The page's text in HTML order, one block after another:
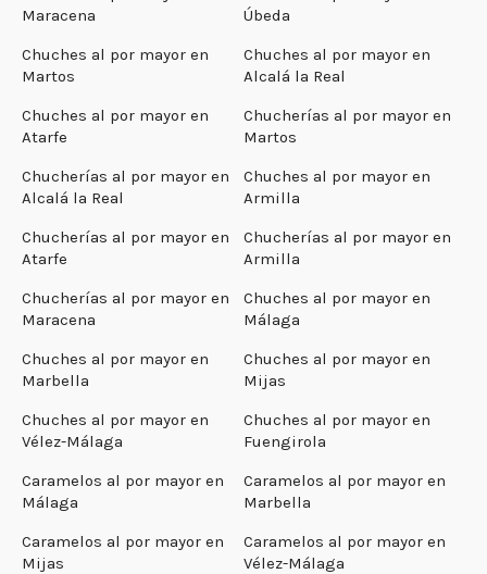
Maracena
Úbeda
Chuches al por mayor en
Martos
Chuches al por mayor en
Alcalá la Real
Chuches al por mayor en
Atarfe
Chucherías al por mayor en
Martos
Chucherías al por mayor en
Alcalá la Real
Chuches al por mayor en
Armilla
Chucherías al por mayor en
Atarfe
Chucherías al por mayor en
Armilla
Chucherías al por mayor en
Maracena
Chuches al por mayor en
Málaga
Chuches al por mayor en
Marbella
Chuches al por mayor en
Mijas
Chuches al por mayor en
Vélez-Málaga
Chuches al por mayor en
Fuengirola
Caramelos al por mayor en
Málaga
Caramelos al por mayor en
Marbella
Caramelos al por mayor en
Mijas
Caramelos al por mayor en
Vélez-Málaga